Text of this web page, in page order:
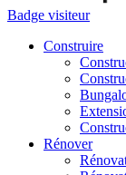
Badge visiteur
Construire
Rénover